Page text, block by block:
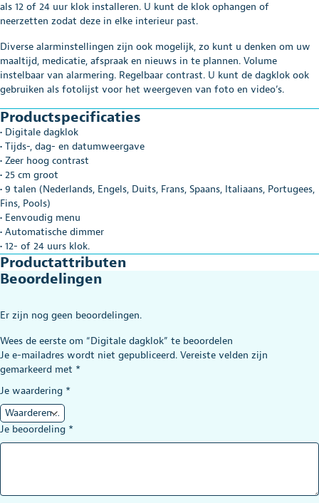
als 12 of 24 uur klok installeren. U kunt de klok ophangen of
neerzetten zodat deze in elke interieur past.
Diverse alarminstellingen zijn ook mogelijk, zo kunt u denken om uw
maaltijd, medicatie, afspraak en nieuws in te plannen. Volume
instelbaar van alarmering. Regelbaar contrast. U kunt de dagklok ook
gebruiken als fotolijst voor het weergeven van foto en video’s.
Productspecificaties
• Digitale dagklok
• Tijds-, dag- en datumweergave
• Zeer hoog contrast
• 25 cm groot
• 9 talen (Nederlands, Engels, Duits, Frans, Spaans, Italiaans, Portugees,
Fins, Pools)
• Eenvoudig menu
• Automatische dimmer
• 12- of 24 uurs klok.
Productattributen
Beoordelingen
Er zijn nog geen beoordelingen.
Wees de eerste om “Digitale dagklok” te beoordelen
Je e-mailadres wordt niet gepubliceerd. Vereiste velden zijn
gemarkeerd met *
Je waardering *
Je beoordeling *